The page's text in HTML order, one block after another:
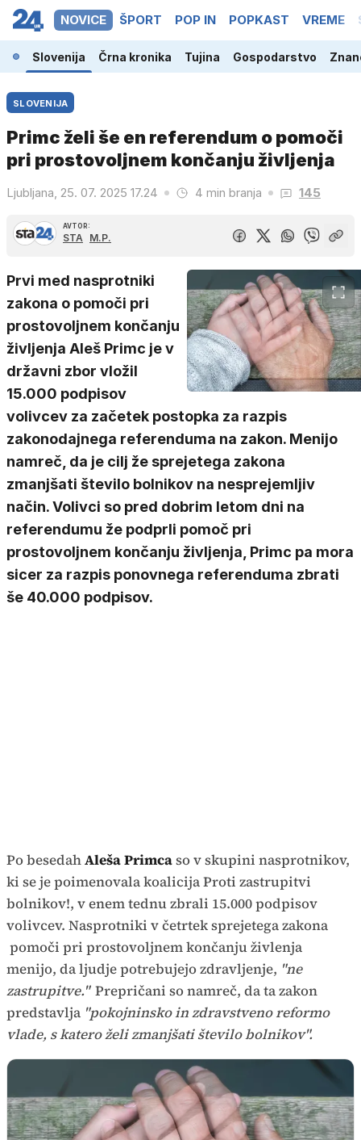
NOVICE ŠPORT POP IN POPKAST VREME
Slovenija Črna kronika Tujina Gospodarstvo
SLOVENIJA
Primc želi še en referendum o pomoči
pri prostovoljnem končanju življenja
Ljubljana, 25. 07. 2025 17.24 4 min branja 145
AVTOR:
STA M.P.
Prvi med nasprotniki
zakona o pomoči pri
prostovoljnem končanju
življenja Aleš Primc je v
državni zbor vložil
15.000 podpisov
volivcev za začetek postopka za razpis
zakonodajnega referenduma na zakon. Menijo
namreč, da je cilj že sprejetega zakona
zmanjšati število bolnikov na nesprejemljiv
način. Volivci so pred dobrim letom dni na
referendumu že podprli pomoč pri
prostovoljnem končanju življenja, Primc pa mora
sicer za razpis ponovnega referenduma zbrati
še 40.000 podpisov.
Po besedahAleša Primcaso v skupini nasprotnikov,
ki se je poimenovala koalicija Proti zastrupitvi
bolnikov!, v enem tednu zbrali 15.000 podpisov
volivcev. Nasprotniki v četrtek sprejetega zakona
pomoči pri prostovoljnem končanju živlenja
menijo, da ljudje potrebujejo zdravljenje, "ne
zastrupitve." Prepričani so namreč, da ta zakon
predstavlja "pokojninsko in zdravstveno reformo
vlade, s katero želi zmanjšati število bolnikov".